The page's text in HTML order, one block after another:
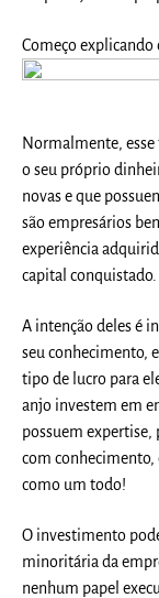
Começo
Normalmente, esse
o seu próprio
novas e que
são empresários
experiência
capital conquistado.
A intenção deles é
seu conhecimento,
tipo de lucro para
anjo investem em
possuem
com
como um todo!
O investimento
minoritária da
nenhum papel